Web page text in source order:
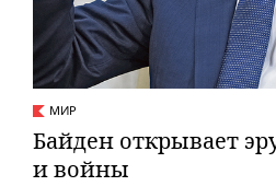
МИР
Байден открывает
и войны